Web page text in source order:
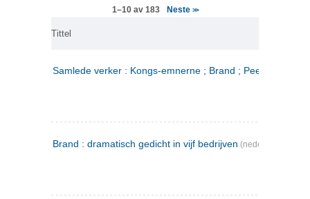
1–10 av 183 Neste >>
Tittel
Samlede verker : Kongs-emnerne ; Brand ; Peer Gynt. 2
Brand : dramatisch gedicht in vijf bedrijven (nederlandsk)